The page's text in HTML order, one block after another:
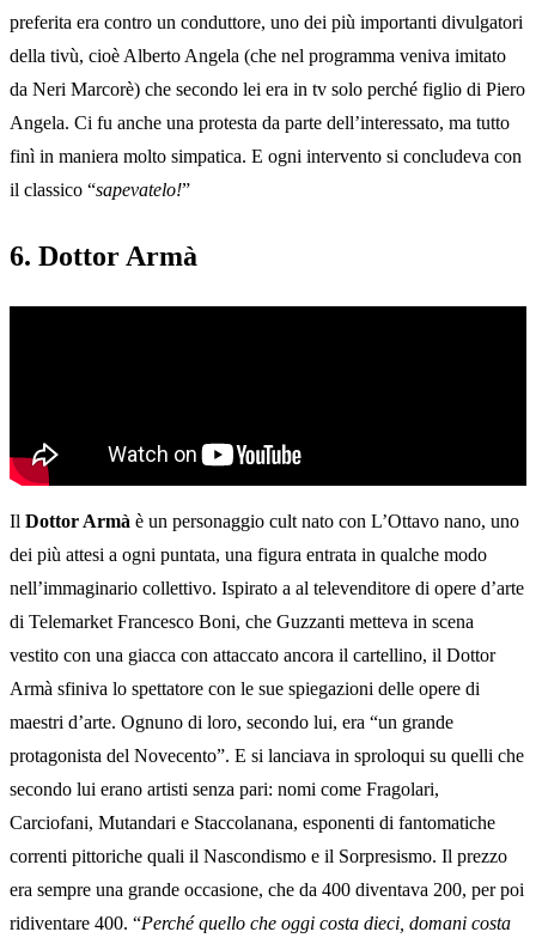
preferita era contro un conduttore, uno dei più importanti divulgatori
della tivù, cioè Alberto Angela (che nel programma veniva imitato
da Neri Marcorè) che secondo lei era in tv solo perché figlio di Piero
Angela. Ci fu anche una protesta da parte dell’interessato, ma tutto
finì in maniera molto simpatica. E ogni intervento si concludeva con
il classico “sapevatelo!”
6. Dottor Armà
Il Dottor Armà è un personaggio cult nato con L’Ottavo nano, uno
dei più attesi a ogni puntata, una figura entrata in qualche modo
nell’immaginario collettivo. Ispirato a al televenditore di opere d’arte
di Telemarket Francesco Boni, che Guzzanti metteva in scena
vestito con una giacca con attaccato ancora il cartellino, il Dottor
Armà sfiniva lo spettatore con le sue spiegazioni delle opere di
maestri d’arte. Ognuno di loro, secondo lui, era “un grande
protagonista del Novecento”. E si lanciava in sproloqui su quelli che
secondo lui erano artisti senza pari: nomi come Fragolari,
Carciofani, Mutandari e Staccolanana, esponenti di fantomatiche
correnti pittoriche quali il Nascondismo e il Sorpresismo. Il prezzo
era sempre una grande occasione, che da 400 diventava 200, per poi
ridiventare 400. “Perché quello che oggi costa dieci, domani costa